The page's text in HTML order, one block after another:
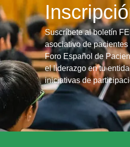
Suscríbete al boletín
asociativo de
Foro Español de
el liderazgo en tu
iniciativas de